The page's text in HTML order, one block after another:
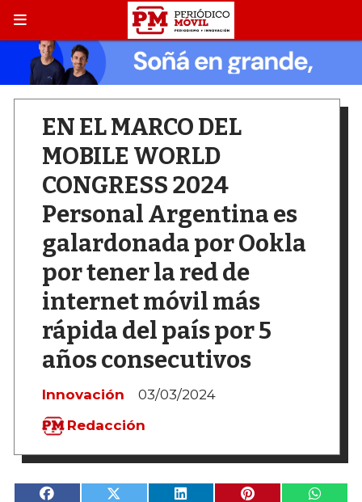
EN EL MARCO DEL
MOBILE WORLD
CONGRESS 2024
Personal Argentina es
galardonada por Ookla
por tener la red de
internet móvil más
rápida del país por 5
años consecutivos
Innovación
03/03/2024
Redacción